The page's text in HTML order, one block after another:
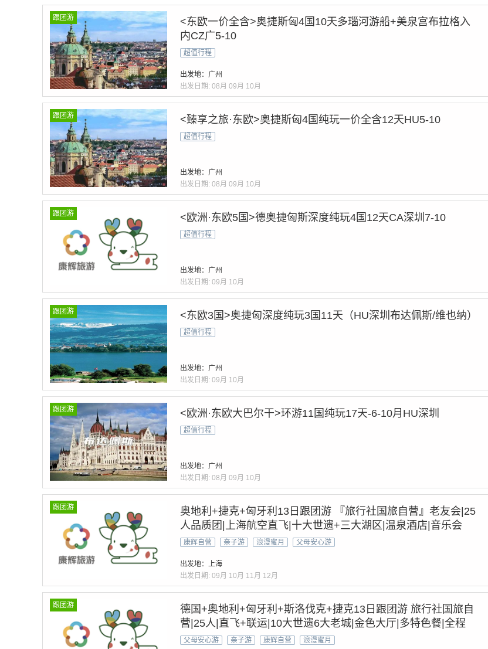
跟团游
<东欧一价全含>奥捷斯匈4国10天多瑙河游船+美泉宫布拉格入
内CZ广5-10
超值行程
出发地：广州
出发日期: 08月 09月 10月
跟团游 <臻享之旅·东欧>奥捷斯匈4国纯玩一价全含12天HU5-10
超值行程
出发地：广州
出发日期: 08月 09月 10月
跟团游 <欧洲·东欧5国>德奥捷匈斯深度纯玩4国12天CA深圳7-10
超值行程
出发地：广州
出发日期: 09月 10月
跟团游 <东欧3国>奥捷匈深度纯玩3国11天（HU深圳布达佩斯/维也纳）
超值行程
出发地：广州
出发日期: 09月 10月
跟团游 <欧洲·东欧大巴尔干>环游11国纯玩17天-6-10月HU深圳
超值行程
出发地：广州
出发日期: 08月 09月 10月
跟团游
奥地利+捷克+匈牙利13日跟团游 『旅行社国旅自营』老友会|25
人品质团|上海航空直飞|十大世遗+三大湖区|温泉酒店|音乐会
康辉自营 亲子游 浪漫蜜月 父母安心游
出发地：上海
出发日期: 09月 10月 11月 12月
跟团游
德国+奥地利+匈牙利+斯洛伐克+捷克13日跟团游 旅行社国旅自
营|25人|直飞+联运|10大世遗6大老城|金色大厅|多特色餐|全程
+温泉酒店
父母安心游 亲子游 康辉自营 浪漫蜜月